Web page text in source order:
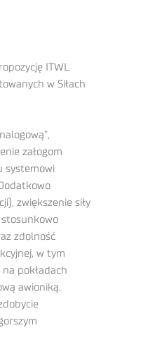
ITWL
w Siłach
załogom
systemowi
zwiększenie siły
stosunkowo
zdolność
w tym
pokładach
awioniką,